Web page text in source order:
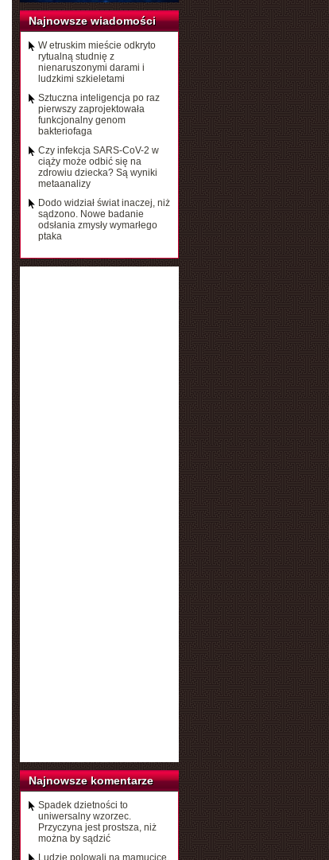
Najnowsze wiadomości
W etruskim mieście odkryto
rytualną studnię z
nienaruszonymi darami i
ludzkimi szkieletami
Sztuczna inteligencja po raz
pierwszy zaprojektowała
funkcjonalny genom
bakteriofaga
Czy infekcja SARS-CoV-2 w
ciąży może odbić się na
zdrowiu dziecka? Są wyniki
metaanalizy
Dodo widział świat inaczej, niż
sądzono. Nowe badanie
odsłania zmysły wymarłego
ptaka
Najnowsze komentarze
Spadek dzietności to
uniwersalny wzorzec.
Przyczyna jest prostsza, niż
można by sądzić
Ludzie polowali na mamucice.